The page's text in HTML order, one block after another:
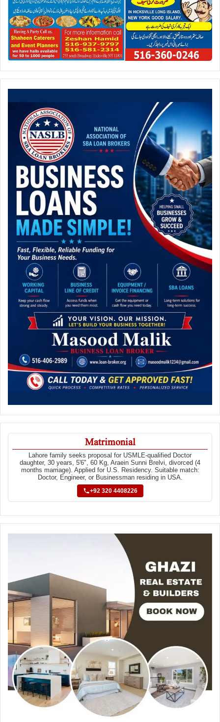
Matrimonial
Lahore family seeks proposal for USMLE-qualified Doctor
daughter, 30 years, 5'6", 60 Kg, Araein Sunni Brelvi, divorced (4
months marriage). Applied for U.S. Residency. Suitable match:
Doctor, Engineer, or Businessman residing in USA.
+92 320 4408226